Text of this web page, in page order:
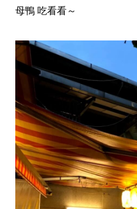
母鴨 吃看看～